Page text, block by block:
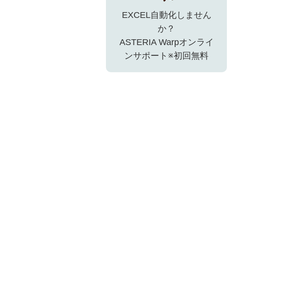
EXCEL自動化しません
か？
ASTERIA Warpオンライ
ンサポート※初回無料